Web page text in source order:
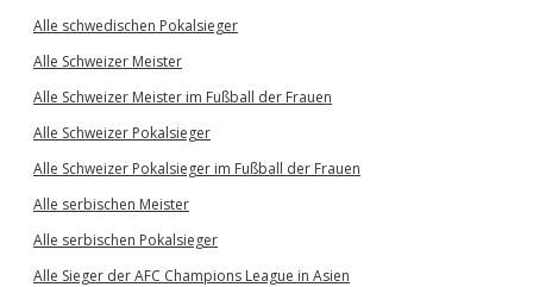
Alle schwedischen Pokalsieger
Alle Schweizer Meister
Alle Schweizer Meister im Fußball der Frauen
Alle Schweizer Pokalsieger
Alle Schweizer Pokalsieger im Fußball der Frauen
Alle serbischen Meister
Alle serbischen Pokalsieger
Alle Sieger der AFC Champions League in Asien